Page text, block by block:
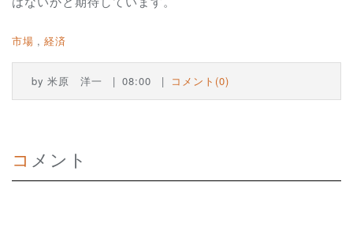
市場 経済
by 米原 洋一 08:00 コメント(0)
コメント